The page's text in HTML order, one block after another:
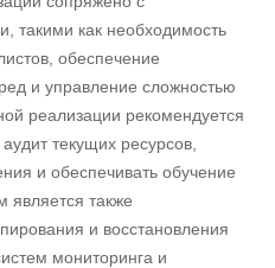
такими как необходимость
обеспечение
и управление сложностью
реализации рекомендуется
текущих ресурсов,
и обеспечивать обучение
является также
и восстановления
мониторинга и